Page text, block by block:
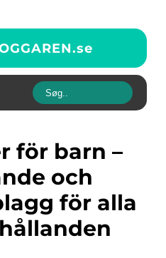
se
och
för alla